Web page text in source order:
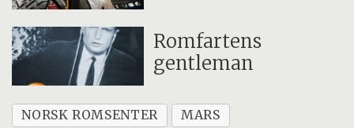
Romfartens
gentleman
NORSK ROMSENTER MARS